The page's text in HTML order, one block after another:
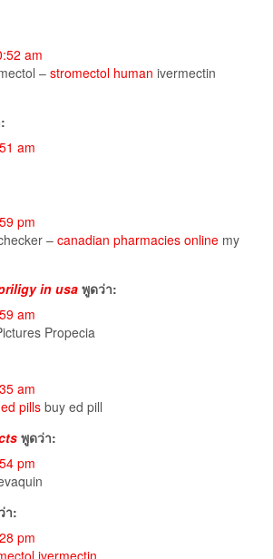
am
– stromectol human ivermectin
am
pm
– canadian pharmacies online my
in usa พูดว่า:
am
Propecia
am
pillsbuy ed pill
พูดว่า:
pm
า:
pm